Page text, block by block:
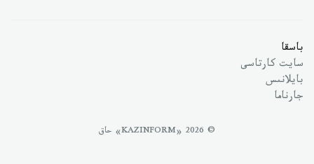
باسقا
سايت كارتاسى
بايلانىس
جارناما
© 2026 «KAZINFORM» حاق